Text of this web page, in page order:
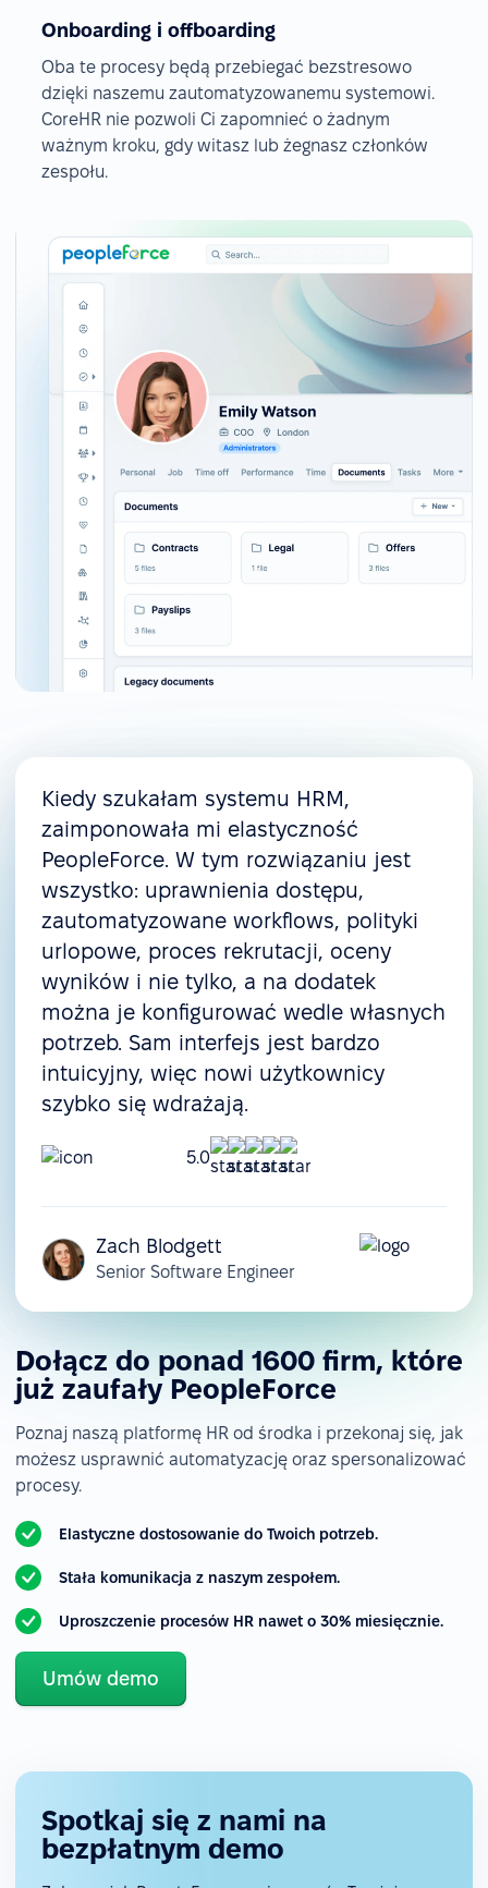
Onboarding i offboarding
Oba te procesy będą przebiegać bezstresowo
dzięki naszemu zautomatyzowanemu systemowi.
CoreHR nie pozwoli Ci zapomnieć o żadnym
ważnym kroku, gdy witasz lub żegnasz członków
zespołu.
Kiedy szukałam systemu HRM,
zaimponowała mi elastyczność
PeopleForce. W tym rozwiązaniu jest
wszystko: uprawnienia dostępu,
zautomatyzowane workflows, polityki
urlopowe, proces rekrutacji, oceny
wyników i nie tylko, a na dodatek
można je konfigurować wedle własnych
potrzeb. Sam interfejs jest bardzo
intuicyjny, więc nowi użytkownicy
szybko się wdrażają.
5.0
Zach Blodgett
Senior Software Engineer
Dołącz do ponad 1600 firm, które
już zaufały PeopleForce
Poznaj naszą platformę HR od środka i przekonaj się, jak
możesz usprawnić automatyzację oraz spersonalizować
procesy.
Elastyczne dostosowanie do Twoich potrzeb.
Stała komunikacja z naszym zespołem.
Uproszczenie procesów HR nawet o 30% miesięcznie.
Umów demo
Spotkaj się z nami na
bezpłatnym demo